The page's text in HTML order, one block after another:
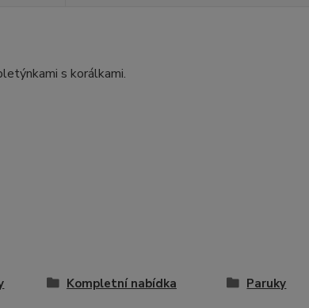
s korálkami.
Kompletní nabídka
Paruky